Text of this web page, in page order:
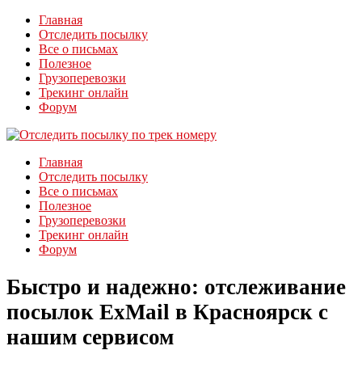
Главная
Отследить посылку
Все о письмах
Полезное
Грузоперевозки
Трекинг онлайн
Форум
Главная
Отследить посылку
Все о письмах
Полезное
Грузоперевозки
Трекинг онлайн
Форум
Быстро и надежно: отслеживание
посылок ExMail в Красноярск с
нашим сервисом